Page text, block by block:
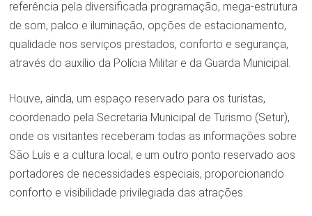
referência pela diversificada programação, mega-estrutura
de som, palco e iluminação, opções de estacionamento,
qualidade nos serviços prestados, conforto e segurança,
através do auxílio da Polícia Militar e da Guarda Municipal.
Houve, ainda, um espaço reservado para os turistas,
coordenado pela Secretaria Municipal de Turismo (Setur),
onde os visitantes receberam todas as informações sobre
São Luís e a cultura local; e um outro ponto reservado aos
portadores de necessidades especiais, proporcionando
conforto e visibilidade privilegiada das atrações.